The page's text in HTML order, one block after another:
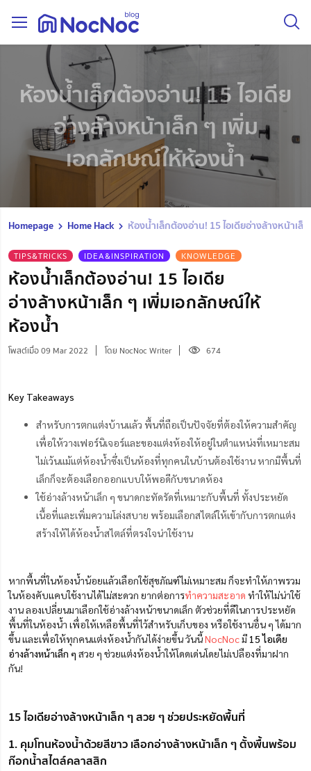
ห้องน้ำเล็กต้องอ่าน! 15 ไอเดีย
อ่างล้างหน้าเล็ก ๆ เพิ่ม
เอกลักษณ์ให้ห้องน้ำ
Homepage Home Hack ห้องน้ำเล็กต้องอ่าน! 15 ไอเดียอ่างล้างหน้าเ
TIPS&TRICKS IDEA&INSPIRATION KNOWLEDGE
ห้องน้ำเล็กต้องอ่าน! 15 ไอเดีย
อ่างล้างหน้าเล็ก ๆ เพิ่มเอกลักษณ์ให้
ห้องน้ำ
โพสต์เมื่อ 09 Mar 2022 โดย NocNoc Writer 674
Key Takeaways
สำหรับการตกแต่งบ้านแล้ว พื้นที่ถือเป็นปัจจัยที่ต้องให้ความสำคัญ
เพื่อให้วางเฟอร์นิเจอร์และของแต่งห้องให้อยู่ในตำแหน่งที่เหมาะสม
ไม่เว้นแม้แต่ห้องน้ำซึ่งเป็นห้องที่ทุกคนในบ้านต้องใช้งาน หากมีพื้นที่
เล็กก็จะต้องเลือกออกแบบให้พอดีกับขนาดห้อง
ใช้อ่างล้างหน้าเล็ก ๆ ขนาดกะทัดรัดที่เหมาะกับพื้นที่ ทั้งประหยัด
เนื้อที่และเพิ่มความโล่งสบาย พร้อมเลือกสไตล์ให้เข้ากับการตกแต่ง
สร้างให้ได้ห้องน้ำสไตล์ที่ตรงใจน่าใช้งาน
หากพื้นที่ในห้องน้ำน้อยแล้วเลือกใช้สุขภัณฑ์ไม่เหมาะสม ก็จะทำให้ภาพรวม
ในห้องคับแคบใช้งานได้ไม่สะดวก ยากต่อการทำความสะอาด ทำให้ไม่น่าใช้
งาน ลองเปลี่ยนมาเลือกใช้อ่างล้างหน้าขนาดเล็ก ตัวช่วยที่ดีในการประหยัด
พื้นที่ในห้องน้ำ เพื่อให้เหลือพื้นที่ไว้สำหรับเก็บของ หรือใช้งานอื่น ๆได้มาก
ขึ้น และเพื่อให้ทุกคนแต่งห้องน้ำกันได้ง่ายขึ้น วันนี้NocNocมี 15 ไอเดีย
อ่างล้างหน้าเล็ก ๆ สวย ๆ ช่วยแต่งห้องน้ำให้โดดเด่นโดยไม่เปลืองที่มาฝาก
กัน!
15 ไอเดียอ่างล้างหน้าเล็ก ๆ สวย ๆ ช่วยประหยัดพื้นที่
1. คุมโทนห้องน้ำด้วยสีขาว เลือกอ่างล้างหน้าเล็ก ๆ ตั้งพื้นพร้อม
ก๊อกน้ำสไตล์คลาสสิก